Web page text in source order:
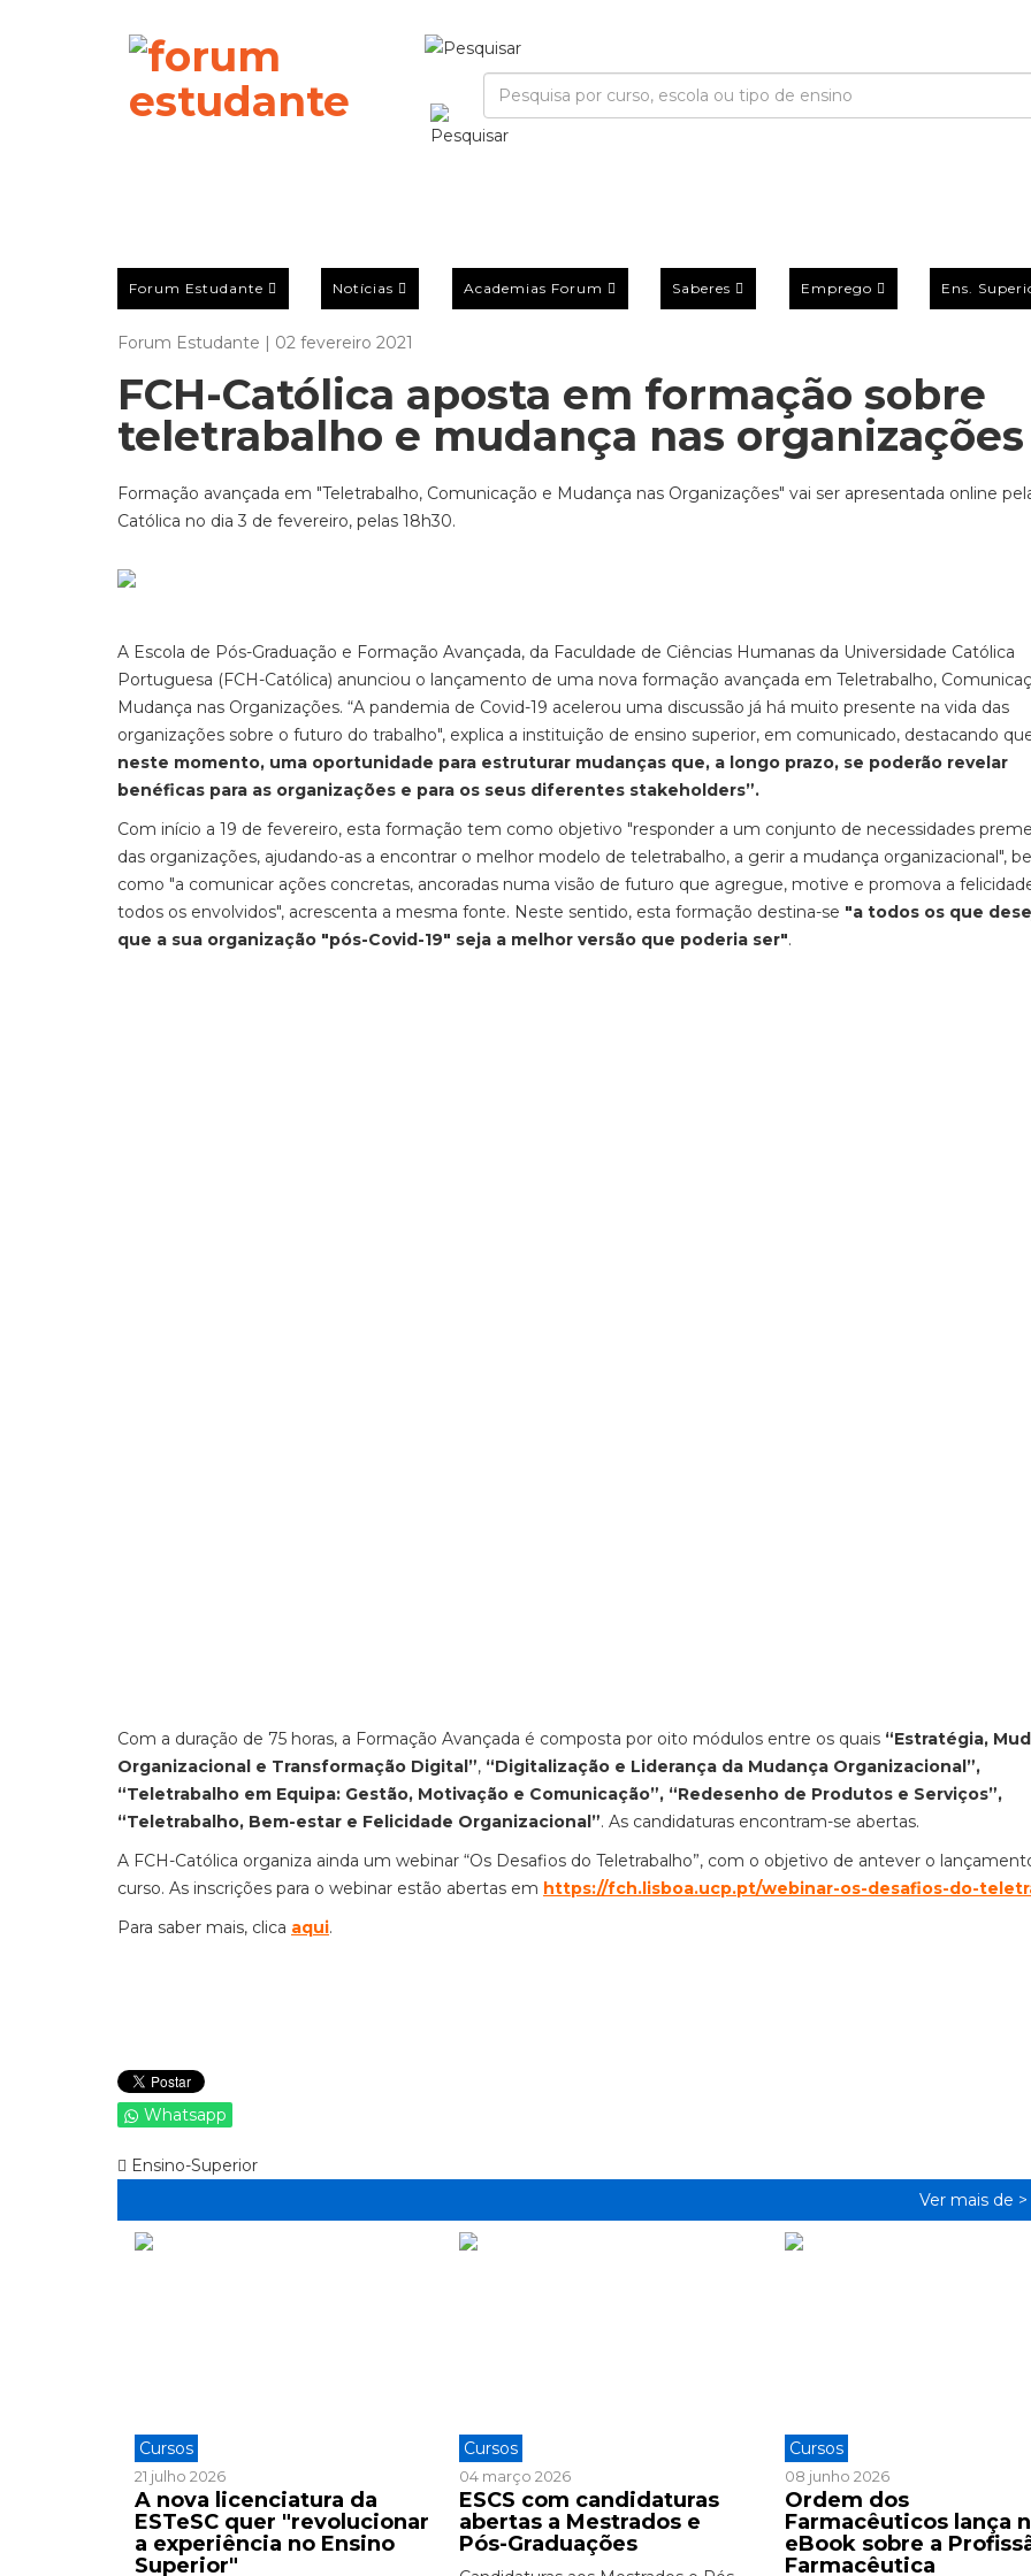
Forum Estudante Notícias Academias Forum Saberes Emprego Ens.
Forum Estudante | 02 fevereiro 2021
FCH-Católica aposta em formação sobre
teletrabalho e mudança nas organizações
Formação avançada em "Teletrabalho, Comunicação e Mudança nas Organizações" vai ser apresentada online
Católica no dia 3 de fevereiro, pelas 18h30.
A Escola de Pós-Graduação e Formação Avançada, da Faculdade de Ciências Humanas da Universidade Católica
Portuguesa (FCH-Católica) anunciou o lançamento de uma nova formação avançada em Teletrabalho,
Mudança nas Organizações. “A pandemia de Covid-19 acelerou uma discussão já há muito presente na vida das
organizações sobre o futuro do trabalho", explica a instituição de ensino superior, em comunicado, destacando
neste momento, uma oportunidade para estruturar mudanças que, a longo prazo, se poderão revelar
benéficas para as organizações e para os seus diferentes stakeholders”.
Com início a 19 de fevereiro, esta formação tem como objetivo "responder a um conjunto de necessidades
das organizações, ajudando-as a encontrar o melhor modelo de teletrabalho, a gerir a mudança organizacional",
como "a comunicar ações concretas, ancoradas numa visão de futuro que agregue, motive e promova a
todos os envolvidos", acrescenta a mesma fonte. Neste sentido, esta formação destina-se "a todos os que
que a sua organização "pós-Covid-19" seja a melhor versão que poderia ser".
Com a duração de 75 horas, a Formação Avançada é composta por oito módulos entre os quais “Estratégia,
Organizacional e Transformação Digital”, “Digitalização e Liderança da Mudança Organizacional”,
“Teletrabalho em Equipa: Gestão, Motivação e Comunicação”, “Redesenho de Produtos e Serviços”,
“Teletrabalho, Bem-estar e Felicidade Organizacional”. As candidaturas encontram-se abertas.
A FCH-Católica organiza ainda um webinar “Os Desafios do Teletrabalho”, com o objetivo de antever o
curso. As inscrições para o webinar estão abertas em https://fch.lisboa.ucp.pt/webinar-os-desafios-do-
Para saber mais, clica aqui.
Whatsapp
Ensino-Superior
Ver mais de >
Cursos
21 julho 2026
A nova licenciatura da
ESTeSC quer "revolucionar
a experiência no Ensino
Superior"
Cursos
04 março 2026
ESCS com candidaturas
abertas a Mestrados e
Pós-Graduações
Cursos
08 junho 2026
Ordem dos
Farmacêuticos lança
eBook sobre a
Farmacêutica